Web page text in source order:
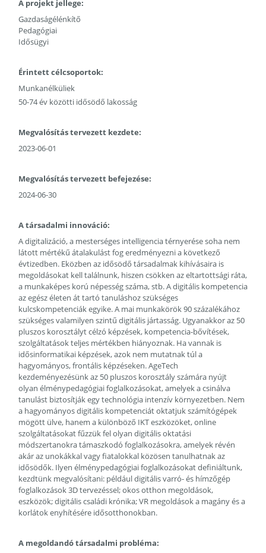
A projekt jellege:
Gazdaságélénkítő
Pedagógiai
Idősügyi
Érintett célcsoportok:
Munkanélküliek
50-74 év közötti idősödő lakosság
Megvalósítás tervezett kezdete:
2023-06-01
Megvalósítás tervezett befejezése:
2024-06-30
A társadalmi innováció:
A digitalizáció, a mesterséges intelligencia térnyerése soha nem
látott mértékű átalakulást fog eredményezni a következő
évtizedben. Eközben az idősödő társadalmak kihívásaira is
megoldásokat kell találnunk, hiszen csökken az eltartottsági ráta,
a munkaképes korú népesség száma, stb. A digitális kompetencia
az egész életen át tartó tanuláshoz szükséges
kulcskompetenciák egyike. A mai munkakörök 90 százalékához
szükséges valamilyen szintű digitális jártasság. Ugyanakkor az 50
pluszos korosztályt célzó képzések, kompetencia-bővítések,
szolgáltatások teljes mértékben hiányoznak. Ha vannak is
idősinformatikai képzések, azok nem mutatnak túl a
hagyományos, frontális képzéseken. AgeTech
kezdeményezésünk az 50 pluszos korosztály számára nyújt
olyan élménypedagógiai foglalkozásokat, amelyek a csinálva
tanulást biztosítják egy technológia intenzív környezetben. Nem
a hagyományos digitális kompetenciát oktatjuk számítógépek
mögött ülve, hanem a különböző IKT eszközöket, online
szolgáltatásokat fűzzük fel olyan digitális oktatási
módszertanokra támaszkodó foglalkozásokra, amelyek révén
akár az unokákkal vagy fiatalokkal közösen tanulhatnak az
idősödők. Ilyen élménypedagógiai foglalkozásokat definiáltunk,
kezdtünk megvalósítani: például digitális varró- és hímzőgép
foglalkozások 3D tervezéssel; okos otthon megoldások,
eszközök; digitális családi krónika; VR megoldások a magány és a
korlátok enyhítésére idősotthonokban.
A megoldandó társadalmi probléma: